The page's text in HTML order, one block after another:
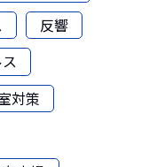
反響
対策